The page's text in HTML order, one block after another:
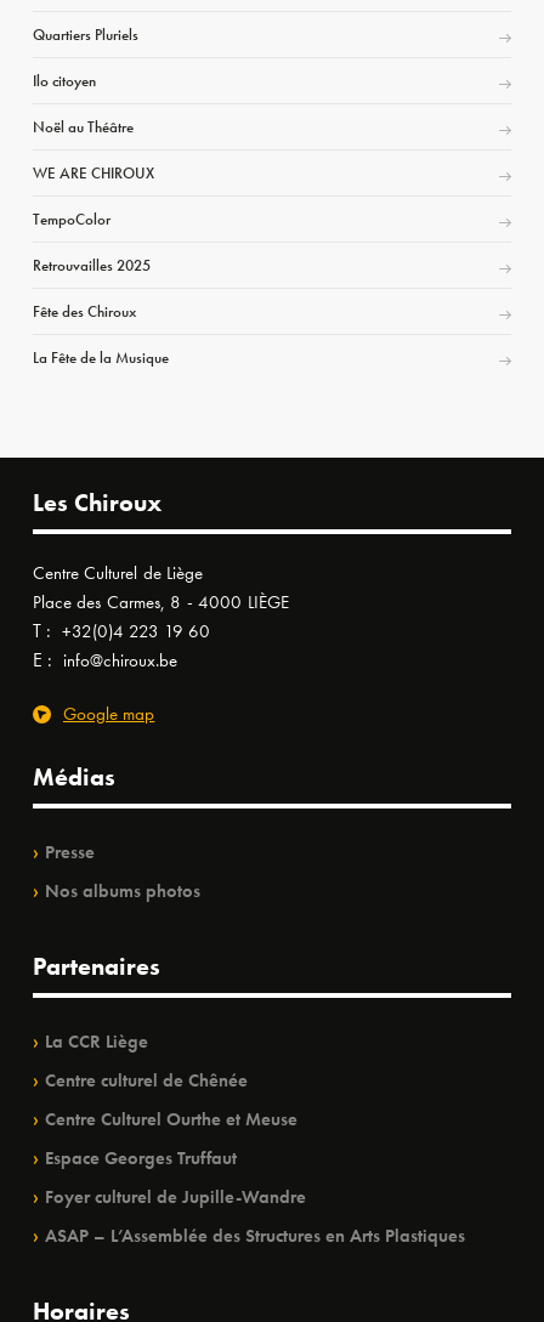
Quartiers Pluriels
Ilo citoyen
Noël au Théâtre
WE ARE CHIROUX
TempoColor
Retrouvailles 2025
Fête des Chiroux
La Fête de la Musique
Les Chiroux
Centre Culturel de Liège
Place des Carmes, 8 - 4000 LIÈGE
T : +32(0)4 223 19 60
E : info@chiroux.be
Google map
Médias
Presse
Nos albums photos
Partenaires
La CCR Liège
Centre culturel de Chênée
Centre Culturel Ourthe et Meuse
Espace Georges Truffaut
Foyer culturel de Jupille-Wandre
ASAP – L’Assemblée des Structures en Arts Plastiques
Horaires